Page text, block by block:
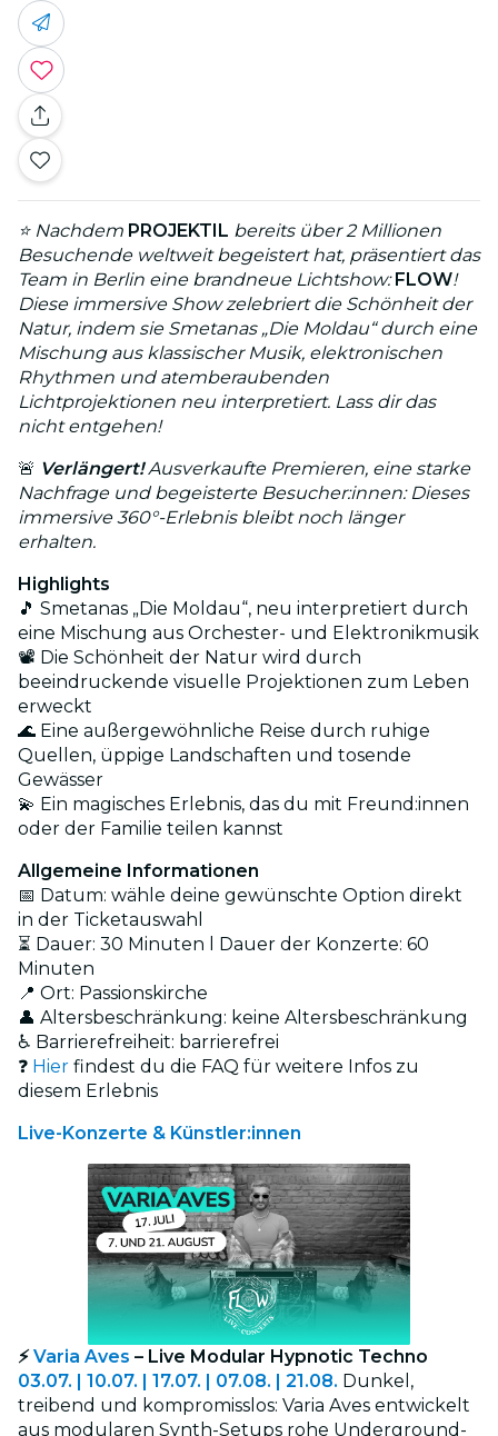
⭐ Nachdem PROJEKTIL bereits über 2 Millionen
Besuchende weltweit begeistert hat, präsentiert das
Team in Berlin eine brandneue Lichtshow:FLOW!
Diese immersive Show zelebriert die Schönheit der
Natur, indem sie Smetanas „Die Moldau“ durch eine
Mischung aus klassischer Musik, elektronischen
Rhythmen und atemberaubenden
Lichtprojektionen neu interpretiert. Lass dir das
nicht entgehen!
🚨 Verlängert!Ausverkaufte Premieren, eine starke
Nachfrage und begeisterte Besucher:innen: Dieses
immersive 360°-Erlebnis bleibt noch länger
erhalten.
Highlights
🎵 Smetanas „Die Moldau“, neu interpretiert durch
eine Mischung aus Orchester- und Elektronikmusik
📽️ Die Schönheit der Natur wird durch
beeindruckende visuelle Projektionen zum Leben
erweckt
🌊 Eine außergewöhnliche Reise durch ruhige
Quellen, üppige Landschaften und tosende
Gewässer
💫 Ein magisches Erlebnis, das du mit Freund:innen
oder der Familie teilen kannst
Allgemeine Informationen
📅 Datum: wähle deine gewünschte Option direkt
in der Ticketauswahl
⏳ Dauer: 30 Minuten l Dauer der Konzerte: 60
Minuten
📍 Ort: Passionskirche
👤 Altersbeschränkung: keine Altersbeschränkung
♿ Barrierefreiheit: barrierefrei
❓ Hier findest du die FAQ für weitere Infos zu
diesem Erlebnis
Live-Konzerte & Künstler:innen
⚡Varia Aves – Live Modular Hypnotic Techno
03.07. | 10.07. | 17.07. | 07.08. | 21.08. Dunkel,
treibend und kompromisslos: Varia Aves entwickelt
aus modularen Synth-Setups rohe Underground-